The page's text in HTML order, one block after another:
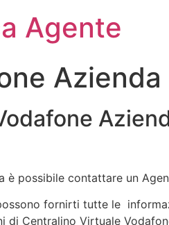
Agente
Azienda
è possibile contattare un
fornirti tutte le
di Centralino Virtuale